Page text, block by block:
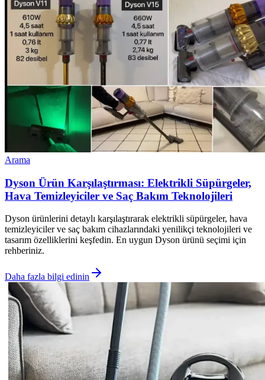
Arama
Dyson Ürün Karşılaştırması: Elektrikli Süpürgeler,
Hava Temizleyiciler ve Saç Bakım Teknolojileri
Dyson ürünlerini detaylı karşılaştırarak elektrikli süpürgeler, hava
temizleyiciler ve saç bakım cihazlarındaki yenilikçi teknolojileri ve
tasarım özelliklerini keşfedin. En uygun Dyson ürünü seçimi için
rehberiniz.
Daha fazla bilgi edinin